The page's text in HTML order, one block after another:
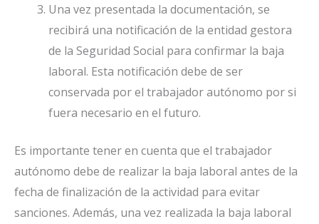
Una vez presentada la documentación, se
recibirá una notificación de la entidad gestora
de la Seguridad Social para confirmar la baja
laboral. Esta notificación debe de ser
conservada por el trabajador autónomo por si
fuera necesario en el futuro.
Es importante tener en cuenta que el trabajador
autónomo debe de realizar la baja laboral antes de la
fecha de finalización de la actividad para evitar
sanciones. Además, una vez realizada la baja laboral